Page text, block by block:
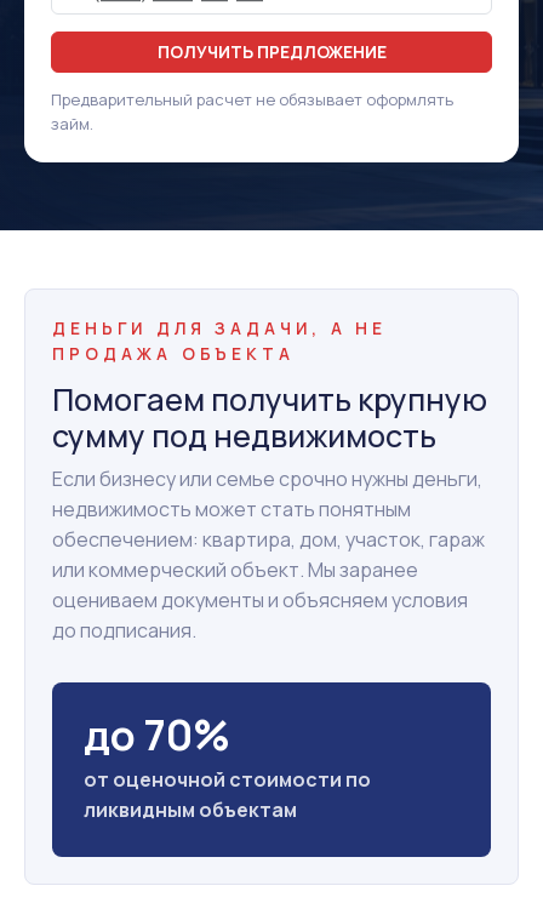
ПОЛУЧИТЬ ПРЕДЛОЖЕНИЕ
Предварительный расчет не обязывает оформлять
займ.
ДЕНЬГИ ДЛЯ ЗАДАЧИ, А НЕ
ПРОДАЖА ОБЪЕКТА
Помогаем получить крупную
сумму под недвижимость
Если бизнесу или семье срочно нужны деньги,
недвижимость может стать понятным
обеспечением: квартира, дом, участок, гараж
или коммерческий объект. Мы заранее
оцениваем документы и объясняем условия
до подписания.
до 70%
от оценочной стоимости по
ликвидным объектам